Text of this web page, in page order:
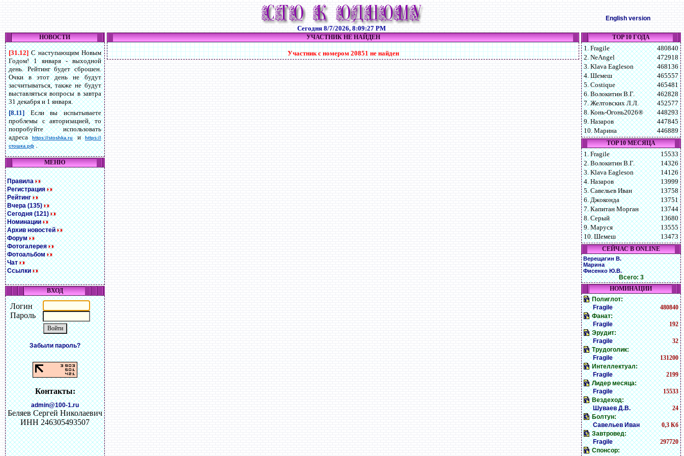
Сегодня 8/7/2026, 8:09:27 PM
English version
НОВОСТИ
[31.12]С наступающим Новым
Годом! 1 января - выходной
день. Рейтинг будет сброшен.
Очки в этот день не будут
засчитываться, также не будут
выставляться вопросы в завтра
31 декабря и 1 января.
[8.11]Если вы испытываете
проблемы с авторизацией, то
попробуйте использовать
адресаhttps://stoshka.ruиhttps://
стошка.рф.
МЕНЮ
Правила
Регистрация
Рейтинг
Вчера (135)
Сегодня (121)
Номинации
Архив новостей
Форум
Фотогалерея
Фотоальбом
Чат
Ссылки
ВХОД
Логин
Пароль
Забыли пароль?
Контакты:
admin@100-1.ru
Беляев Сергей Николаевич
ИНН 246305493507
УЧАСТНИК НЕ НАЙДЕН
Участник с номером 20851 не найден
TOP 10 ГОДА
1. Fragile
480840
2. NeAngel
472918
3. Klava Eagleson
468136
4. Шемеш
465557
5. Costique
465481
6. Волокитин В.Г.
462828
7. Желтовских Л.Л.
452577
8. Конь-Огонь2026®
448293
9. Назаров
447845
10. Марина
446889
TOP 10 МЕСЯЦА
1. Fragile
15533
2. Волокитин В.Г.
14326
3. Klava Eagleson
14126
4. Назаров
13999
5. Савельев Иван
13758
6. Джоконда
13751
7. Капитан Морган
13744
8. Серый
13680
9. Маруся
13555
10. Шемеш
13473
СЕЙЧАС В ONLINE
Верещагин В.
Марина
Фисенко Ю.В.
Всего: 3
НОМИНАЦИИ
Полиглот:
Fragile
480840
Фанат:
Fragile
192
Эрудит:
Fragile
32
Трудоголик:
Fragile
131200
Интеллектуал:
Fragile
2199
Лидер месяца:
Fragile
15533
Вездеход:
Шуваев Д.В.
24
Болтун:
Савельев Иван
0,3 Кб
Завтровед:
Fragile
297720
Спонсор: